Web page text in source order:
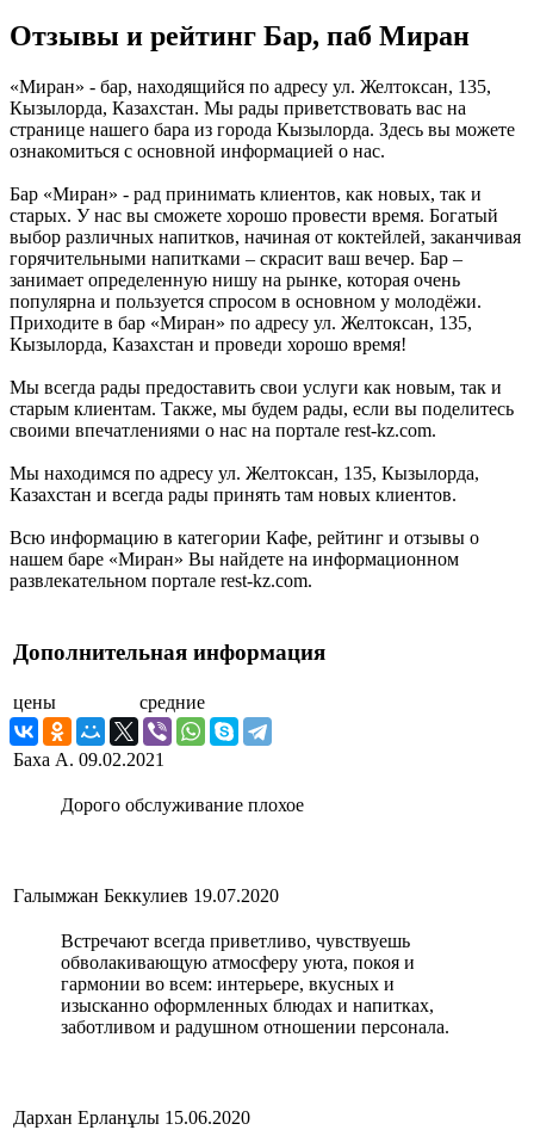
Отзывы и рейтинг Бар, паб Миран
«Миран» - бар, находящийся по адресу ул. Желтоксан, 135,
Кызылорда, Казахстан. Мы рады приветствовать вас на
странице нашего бара из города Кызылорда. Здесь вы можете
ознакомиться с основной информацией о нас.
Бар «Миран» - рад принимать клиентов, как новых, так и
старых. У нас вы сможете хорошо провести время. Богатый
выбор различных напитков, начиная от коктейлей, заканчивая
горячительными напитками – скрасит ваш вечер. Бар –
занимает определенную нишу на рынке, которая очень
популярна и пользуется спросом в основном у молодёжи.
Приходите в бар «Миран» по адресу ул. Желтоксан, 135,
Кызылорда, Казахстан и проведи хорошо время!
Мы всегда рады предоставить свои услуги как новым, так и
старым клиентам. Также, мы будем рады, если вы поделитесь
своими впечатлениями о нас на портале rest-kz.com.
Мы находимся по адресу ул. Желтоксан, 135, Кызылорда,
Казахстан и всегда рады принять там новых клиентов.
Всю информацию в категории Кафе, рейтинг и отзывы о
нашем баре «Миран» Вы найдете на информационном
развлекательном портале rest-kz.com.
Дополнительная информация
цены средние
Баха А. 09.02.2021
Дорого обслуживание плохое
Галымжан Беккулиев 19.07.2020
Встречают всегда приветливо, чувствуешь
обволакивающую атмосферу уюта, покоя и
гармонии во всем: интерьере, вкусных и
изысканно оформленных блюдах и напитках,
заботливом и радушном отношении персонала.
Дархан Ерланұлы 15.06.2020